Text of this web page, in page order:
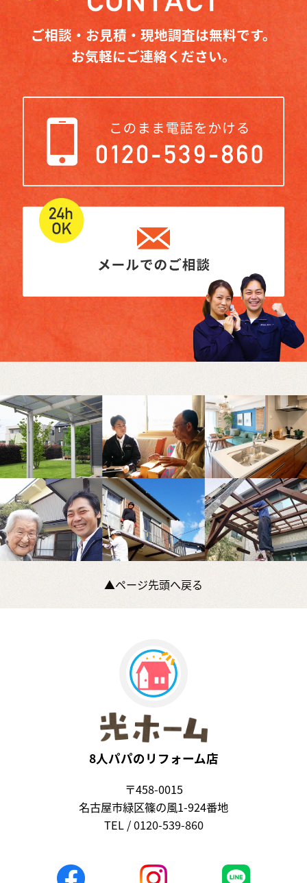
ご相談・お見積・現地調査は無料です。
お気軽にご連絡ください。
▲ページ先頭へ戻る
8人パパのリフォーム店
〒458-0015
名古屋市緑区篠の風1-924番地
TEL / 0120-539-860